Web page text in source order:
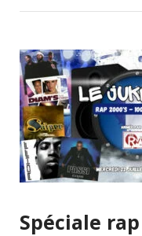
Spéciale